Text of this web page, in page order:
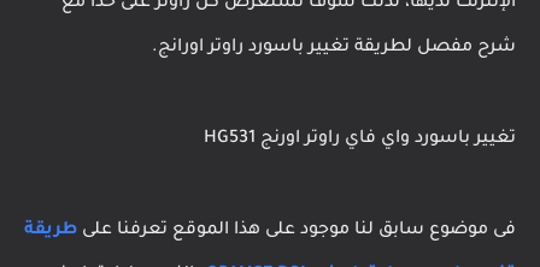
شرح مفصل لطريقة تغيير باسورد راوتر اورانج.
تغيير باسورد واي فاي راوتر اورنج HG531
فى موضوع سابق لنا موجود على هذا الموقع تعرفنا على طريقة